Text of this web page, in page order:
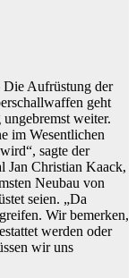
Die Aufrüstung der
geht
weiter.
im Wesentlichen
sagte der
Jan Christian Kaack,
Neubau von
seien. „Da
Wir bemerken,
werden oder
wir uns